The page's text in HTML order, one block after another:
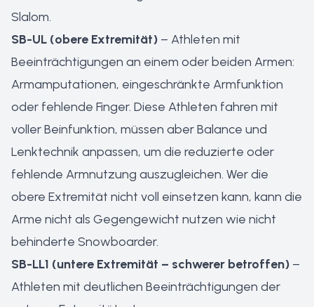
Slalom.
SB-UL (obere Extremität) – Athleten mit
Beeinträchtigungen an einem oder beiden Armen:
Armamputationen, eingeschränkte Armfunktion
oder fehlende Finger. Diese Athleten fahren mit
voller Beinfunktion, müssen aber Balance und
Lenktechnik anpassen, um die reduzierte oder
fehlende Armnutzung auszugleichen. Wer die
obere Extremität nicht voll einsetzen kann, kann die
Arme nicht als Gegengewicht nutzen wie nicht
behinderte Snowboarder.
SB-LL1 (untere Extremität – schwerer betroffen) –
Athleten mit deutlichen Beeinträchtigungen der